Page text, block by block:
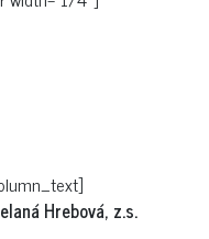
Hrebová, z.s.